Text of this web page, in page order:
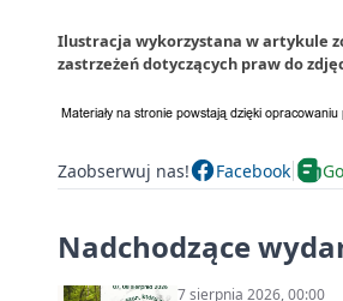
Ilustracja wykorzystana w artykule
zastrzeżeń dotyczących praw do
Zaobserwuj nas! Facebook
Nadchodzące
7 sierpnia 2026, 00:00